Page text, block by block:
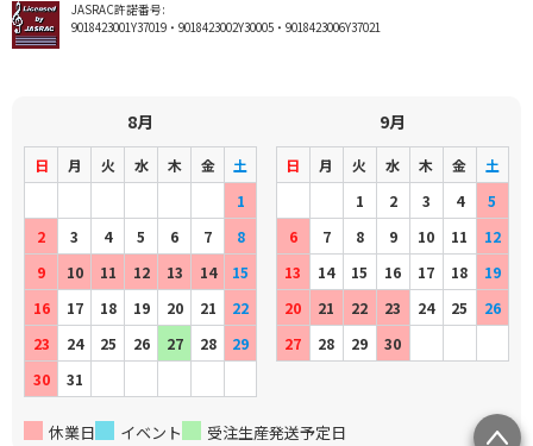
JASRAC許諾番号:
9018423001Y37019・9018423002Y30005・9018423006Y37021
8月
日 月 火 水 木 金
土
1
2
3 4 5 6 7
8
9
10 11 12 13 14
15
16
17 18 19 20 21
22
23
24 25 26 27 28
29
30
31
9月
日 月 火 水 木 金
土
1
2 3 4
5
6
7 8 9 10 11
12
13
14 15 16 17 18
19
20
21 22 23 24 25
26
27
28 29 30
休業日 イベント 受注生産発送予定日